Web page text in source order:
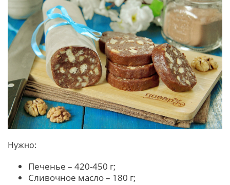
Нужно:
Печенье – 420-450 г;
Сливочное масло – 180 г;